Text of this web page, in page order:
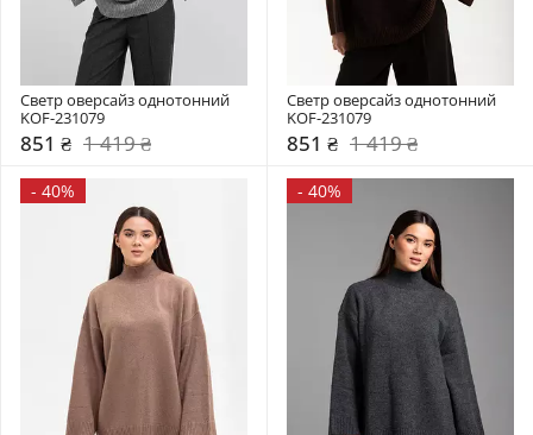
Светр оверсайз однотонний
KOF-231079
851 ₴ 1 419 ₴
Светр оверсайз однотонний
KOF-231079
851 ₴ 1 419 ₴
- 40% - 40%